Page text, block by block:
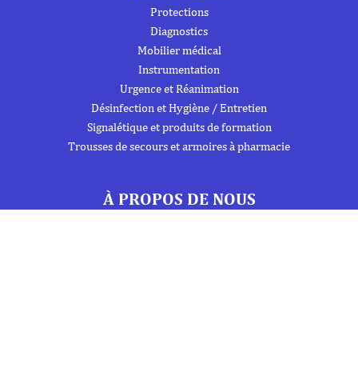
Protections
Diagnostics
Mobilier médical
Instrumentation
Urgence et Réanimation
Désinfection et Hygiène / Entretien
Signalétique et produits de formation
Trousses de secours et armoires à pharmacie
À PROPOS DE NOUS